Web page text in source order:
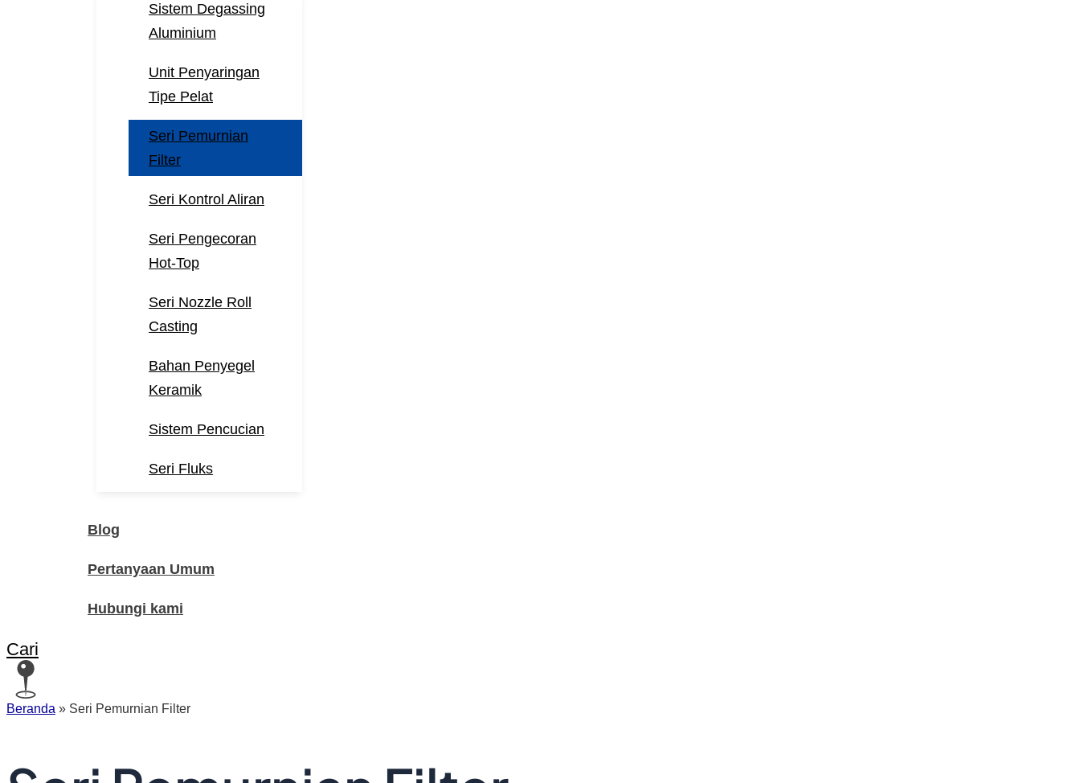
Sistem Degassing
Aluminium
Unit Penyaringan
Tipe Pelat
Seri Pemurnian
Filter
Seri Kontrol Aliran
Seri Pengecoran
Hot-Top
Seri Nozzle Roll
Casting
Bahan Penyegel
Keramik
Sistem Pencucian
Seri Fluks
Blog
Pertanyaan Umum
Hubungi kami
Cari
Beranda » Seri Pemurnian Filter